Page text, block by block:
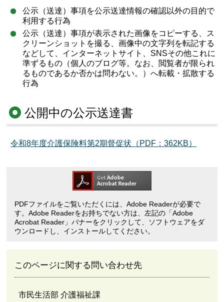
公示（送達）事項を公示送達情報の確認以外の目的で
利用する行為
公示（送達）事項が表示された画像をコピーする、ス
クリーンショットを撮る、画像中の文字列を転記する
などして、インターネットサイト、SNSその他これに
準ずるもの（個人のブログ等。なお、閲覧者が限られ
るものであるか否かは問わない。）へ転載・拡散する
行為
公開中の公示送達書
令和8年度介護保険料第2期督促状（PDF：362KB）
PDFファイルをご覧いただくには、Adobe Readerが必要で
す。Adobe Readerをお持ちでない方は、左記の「Adobe
Acrobat Reader」バナーをクリックして、ソフトウェアをダ
ウンロードし、インストールしてください。
このページに関する問い合わせ先
市民生活部 介護福祉課